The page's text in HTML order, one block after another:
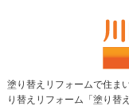
塗り替えリフォームで住ま
り替えリフォーム「塗り替